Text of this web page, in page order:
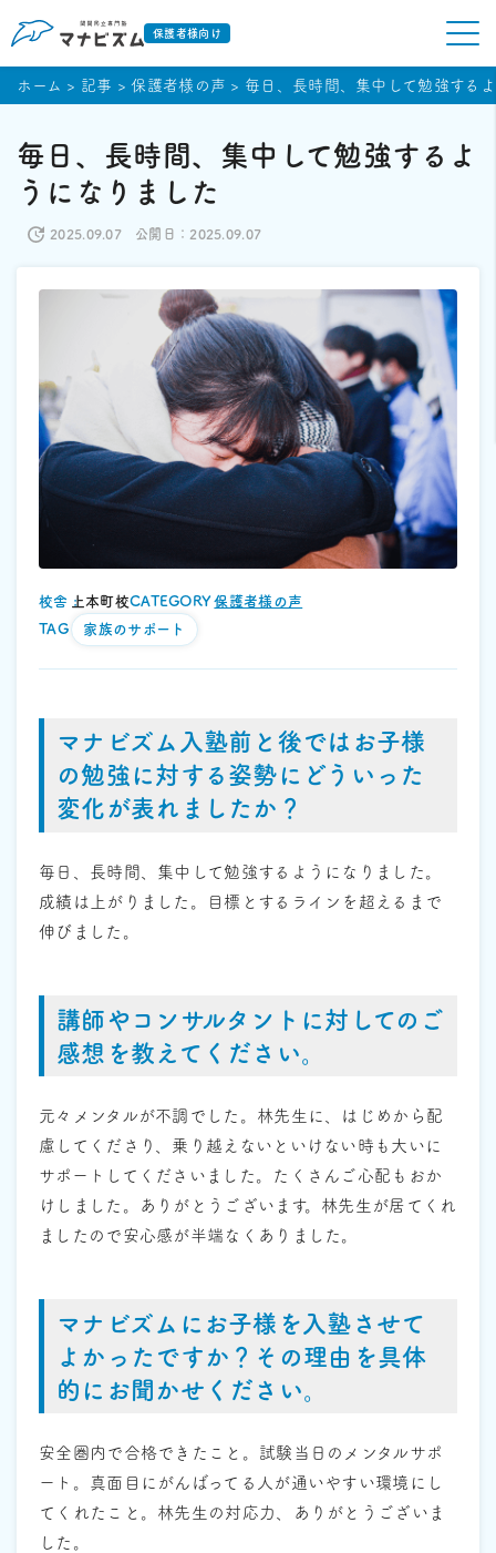
保護者様向け
ホーム > 記事 >保護者様の声 > 毎日、長時間、集中して勉強する
毎日、長時間、集中して勉強するよ
うになりました
2025.09.07 公開日：2025.09.07
校舎 :上本町校CATEGORY :保護者様の声
TAG :
家族のサポート
マナビズム入塾前と後ではお子様
の勉強に対する姿勢にどういった
変化が表れましたか？
毎日、長時間、集中して勉強するようになりました。
成績は上がりました。目標とするラインを超えるまで
伸びました。
講師やコンサルタントに対してのご
感想を教えてください。
元々メンタルが不調でした。林先生に、はじめから配
慮してくださり、乗り越えないといけない時も大いに
サポートしてくださいました。たくさんご心配もおか
けしました。ありがとうございます。林先生が居てくれ
ましたので安心感が半端なくありました。
マナビズムにお子様を入塾させて
よかったですか？その理由を具体
的にお聞かせください。
安全圏内で合格できたこと。試験当日のメンタルサポ
ート。真面目にがんばってる人が通いやすい環境にし
てくれたこと。林先生の対応力、ありがとうございま
した。